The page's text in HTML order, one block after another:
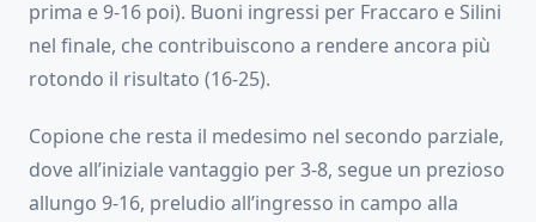
prima e 9-16 poi). Buoni ingressi per Fraccaro e Silini
nel finale, che contribuiscono a rendere ancora più
rotondo il risultato (16-25).
Copione che resta il medesimo nel secondo parziale,
dove all’iniziale vantaggio per 3-8, segue un prezioso
allungo 9-16, preludio all’ingresso in campo alla